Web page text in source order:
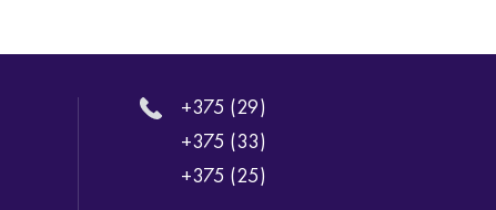
+375 (29)
+375 (33)
+375 (25)